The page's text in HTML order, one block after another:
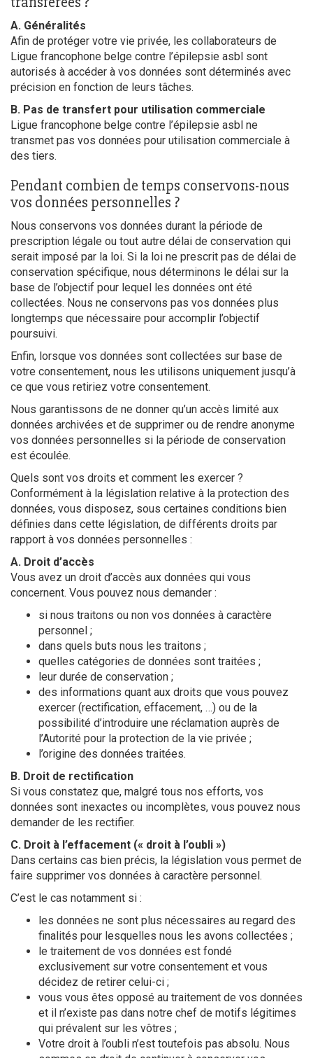
A. Généralités
Afin de protéger votre vie privée, les collaborateurs de
Ligue francophone belge contre l’épilepsie asbl sont
autorisés à accéder à vos données sont déterminés avec
précision en fonction de leurs tâches.
B. Pas de transfert pour utilisation commerciale
Ligue francophone belge contre l’épilepsie asbl ne
transmet pas vos données pour utilisation commerciale à
des tiers.
Pendant combien de temps conservons-nous
vos données personnelles ?
Nous conservons vos données durant la période de
prescription légale ou tout autre délai de conservation qui
serait imposé par la loi. Si la loi ne prescrit pas de délai de
conservation spécifique, nous déterminons le délai sur la
base de l’objectif pour lequel les données ont été
collectées. Nous ne conservons pas vos données plus
longtemps que nécessaire pour accomplir l’objectif
poursuivi.
Enfin, lorsque vos données sont collectées sur base de
votre consentement, nous les utilisons uniquement jusqu’à
ce que vous retiriez votre consentement.
Nous garantissons de ne donner qu’un accès limité aux
données archivées et de supprimer ou de rendre anonyme
vos données personnelles si la période de conservation
est écoulée.
Quels sont vos droits et comment les exercer ?
Conformément à la législation relative à la protection des
données, vous disposez, sous certaines conditions bien
définies dans cette législation, de différents droits par
rapport à vos données personnelles :
A. Droit d’accès
Vous avez un droit d’accès aux données qui vous
concernent. Vous pouvez nous demander :
si nous traitons ou non vos données à caractère
personnel ;
dans quels buts nous les traitons ;
quelles catégories de données sont traitées ;
leur durée de conservation ;
des informations quant aux droits que vous pouvez
exercer (rectification, effacement, …) ou de la
possibilité d’introduire une réclamation auprès de
l’Autorité pour la protection de la vie privée ;
l’origine des données traitées.
B. Droit de rectification
Si vous constatez que, malgré tous nos efforts, vos
données sont inexactes ou incomplètes, vous pouvez nous
demander de les rectifier.
C. Droit à l’effacement (« droit à l’oubli »)
Dans certains cas bien précis, la législation vous permet de
faire supprimer vos données à caractère personnel.
C’est le cas notamment si :
les données ne sont plus nécessaires au regard des
finalités pour lesquelles nous les avons collectées ;
le traitement de vos données est fondé
exclusivement sur votre consentement et vous
décidez de retirer celui-ci ;
vous vous êtes opposé au traitement de vos données
et il n’existe pas dans notre chef de motifs légitimes
qui prévalent sur les vôtres ;
Votre droit à l’oubli n’est toutefois pas absolu. Nous